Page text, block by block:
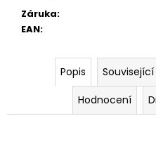
Záruka:
EAN:
Popis
Hodnocení